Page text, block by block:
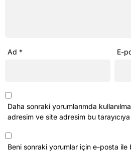
Ad * E-
Daha sonraki yorumlarımda
adresim ve site adresim bu
Beni sonraki yorumlar için e-posta ile